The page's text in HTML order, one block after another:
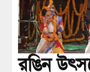
রঙিন